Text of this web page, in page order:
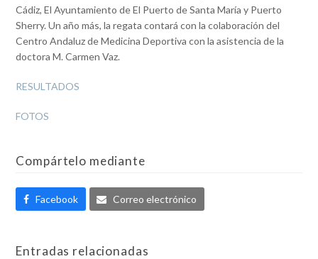
Cádiz, El Ayuntamiento de El Puerto de Santa María y Puerto
Sherry. Un año más, la regata contará con la colaboración del
Centro Andaluz de Medicina Deportiva con la asistencia de la
doctora M. Carmen Vaz.
RESULTADOS
FOTOS
Compártelo mediante
Facebook Correo electrónico
Entradas relacionadas